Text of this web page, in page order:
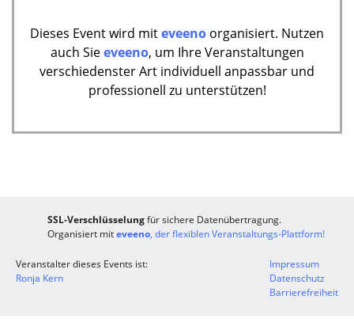
Dieses Event wird miteveeno organisiert. Nutzen
auch Sieeveeno, um Ihre Veranstaltungen
verschiedenster Art individuell anpassbar und
professionell zu unterstützen!
SSL-Verschlüsselungfür sichere Datenübertragung.
Organisiert miteveeno, der flexiblen Veranstaltungs-Plattform!
Veranstalter dieses Events ist:
Ronja Kern
Impressum
Datenschutz
Barrierefreiheit